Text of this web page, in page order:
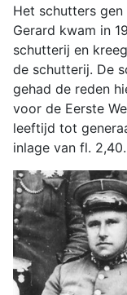
Het schutters
Gerard kwam in
schutterij en
de schutterij. De
gehad de reden
voor de Eerste
leeftijd tot
inlage van fl. 2,40.